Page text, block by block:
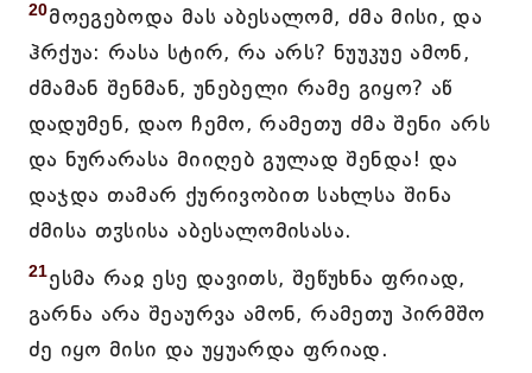
20მოეგებოდა მას აბესალომ, ძმა მისი, და
ჰრქუა: რასა სტირ, რა არს? ნუუკუე ამონ,
ძმამან შენმან, უნებელი რამე გიყო? აწ
დადუმენ, დაო ჩემო, რამეთუ ძმა შენი არს
და ნურარასა მიიღებ გულად შენდა! და
დაჯდა თამარ ქურივობით სახლსა შინა
ძმისა თჳსისა აბესალომისასა.
21ესმა რაჲ ესე დავითს, შეწუხნა ფრიად,
გარნა არა შეაურვა ამონ, რამეთუ პირმშო
ძე იყო მისი და უყუარდა ფრიად.